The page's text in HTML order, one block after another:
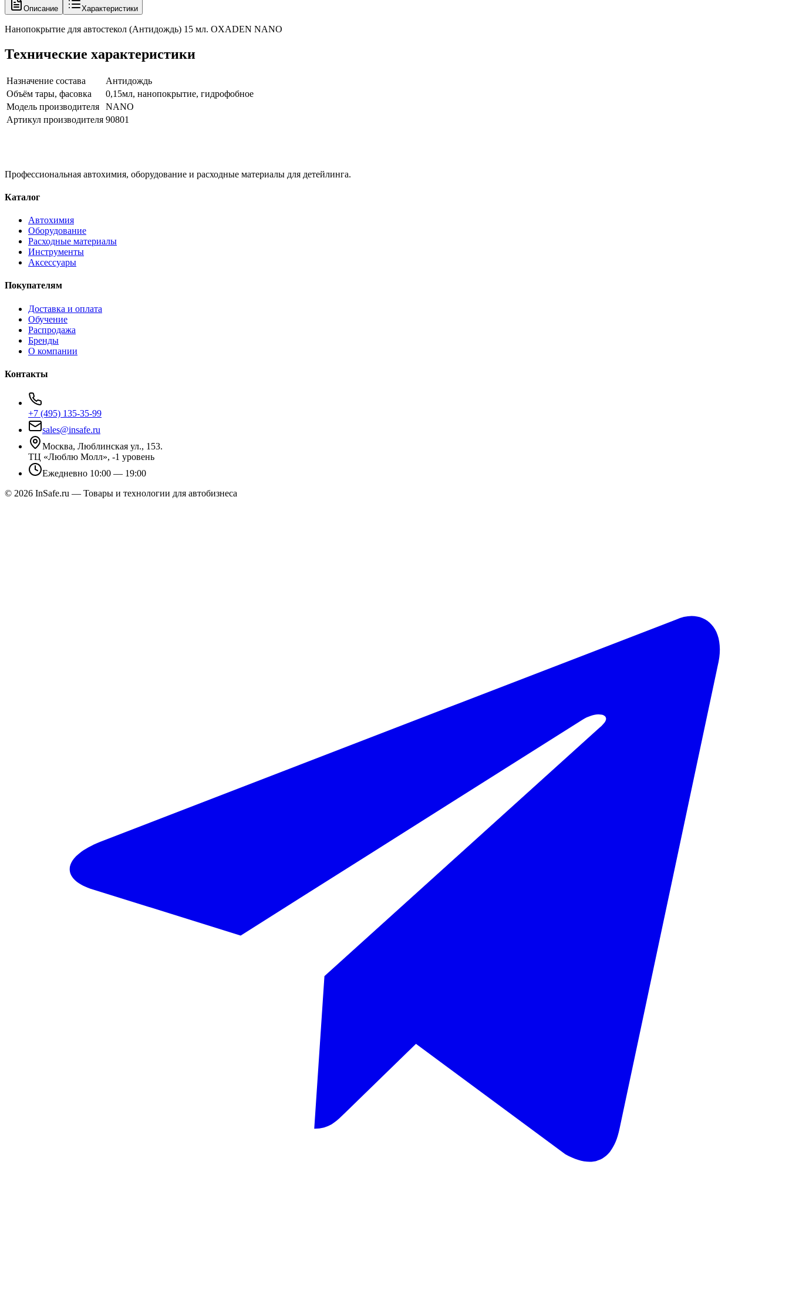
Описание Характеристики
Нанопокрытие для автостекол (Антидождь) 15 мл. OXADEN NANO
Технические характеристики
Назначение состава
Антидождь
Объём тары, фасовка
0,15мл, нанопокрытие, гидрофобное
Модель производителя
NANO
Артикул производителя 90801
Профессиональная автохимия, оборудование и расходные материалы для детейлинга.
Каталог
Автохимия
Оборудование
Расходные материалы
Инструменты
Аксессуары
Покупателям
Доставка и оплата
Обучение
Распродажа
Бренды
О компании
Контакты
+7 (495) 135-35-99
sales@insafe.ru
Москва, Люблинская ул., 153.
ТЦ «Люблю Молл», -1 уровень
Ежедневно 10:00 — 19:00
© 2026 InSafe.ru — Товары и технологии для автобизнеса